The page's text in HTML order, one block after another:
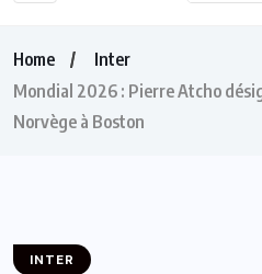
Home
Inter
Mondial 2026 : Pierre Atcho
Norvège à Boston
INTER